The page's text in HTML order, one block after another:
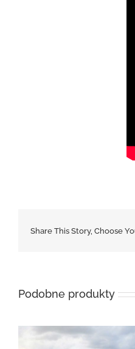
Share This Story, Choose
Podobne produkty